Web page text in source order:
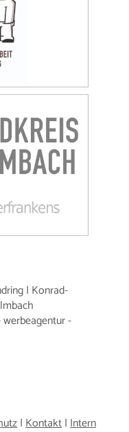
| Konrad-
-
|Kontakt|Intern